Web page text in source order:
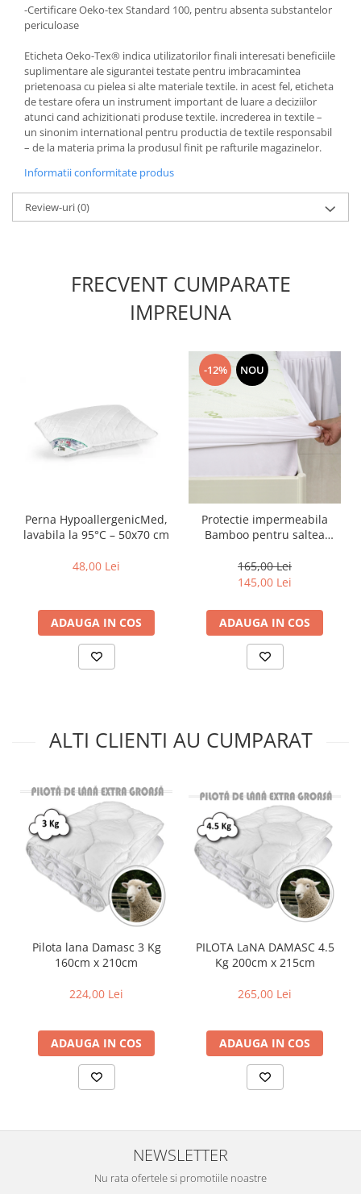
-Certificare Oeko-tex Standard 100, pentru absenta substantelor
periculoase
Eticheta Oeko-Tex® indica utilizatorilor finali interesati beneficiile
suplimentare ale sigurantei testate pentru imbracamintea
prietenoasa cu pielea si alte materiale textile. in acest fel, eticheta
de testare ofera un instrument important de luare a deciziilor
atunci cand achizitionati produse textile. increderea in textile –
un sinonim international pentru productia de textile responsabil
– de la materia prima la produsul finit pe rafturile magazinelor.
Informatii conformitate produs
Review-uri(0)
FRECVENT CUMPARATE
IMPREUNA
Perna HypoallergenicMed,
lavabila la 95°C – 50x70 cm
48,00 Lei
ADAUGA IN COS
-12% NOU
Protectie impermeabila
Bamboo pentru saltea
165,00 Lei
145,00 Lei
ADAUGA IN COS
ALTI CLIENTI AU CUMPARAT
Pilota lana Damasc 3 Kg
160cm x 210cm
224,00 Lei
ADAUGA IN COS
PILOTA LaNA DAMASC 4.5
Kg 200cm x 215cm
265,00 Lei
ADAUGA IN COS
NEWSLETTER
Nu rata ofertele si promotiile noastre